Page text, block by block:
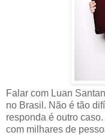
Falar com Luan
no Brasil. Não é tão
responda é outro
com milhares de